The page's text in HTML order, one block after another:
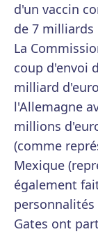
d'un vaccin
de 7 milliards
La
coup d'envoi
milliard
l'Allemagne
millions
(comme
Mexique
également
Gates ont